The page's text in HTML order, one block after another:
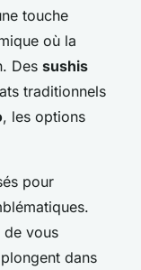
touche
où la
Des sushis
traditionnels
, les options
pour
de vous
dans